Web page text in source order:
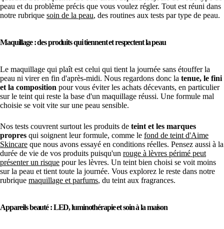
peau et du problème précis que vous voulez régler. Tout est réuni dans
notre rubrique soin de la peau, des routines aux tests par type de peau.
Maquillage : des produits qui tiennent et respectent la peau
Le maquillage qui plaît est celui qui tient la journée sans étouffer la
peau ni virer en fin d'après-midi. Nous regardons donc la tenue, le fini
et la composition pour vous éviter les achats décevants, en particulier
sur le teint qui reste la base d'un maquillage réussi. Une formule mal
choisie se voit vite sur une peau sensible.
Nos tests couvrent surtout les produits de teint et les marques
propres qui soignent leur formule, comme le fond de teint d'Aime
Skincare que nous avons essayé en conditions réelles. Pensez aussi à la
durée de vie de vos produits puisqu'un rouge à lèvres périmé peut
présenter un risque pour les lèvres. Un teint bien choisi se voit moins
sur la peau et tient toute la journée. Vous explorez le reste dans notre
rubrique maquillage et parfums, du teint aux fragrances.
Appareils beauté : LED, luminothérapie et soin à la maison